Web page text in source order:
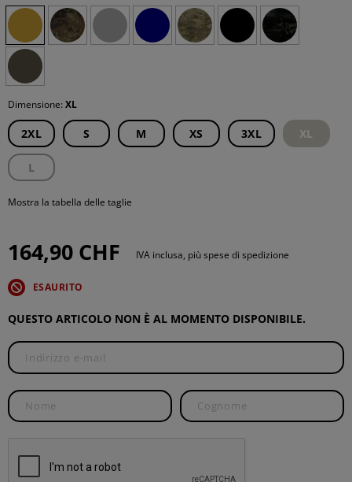
Dimensione: XL
2XL S M XS 3XL XL
L
Mostra la tabella delle taglie
164,90 CHF IVA inclusa, più spese di spedizione
ESAURITO
QUESTO ARTICOLO NON È AL MOMENTO DISPONIBILE.